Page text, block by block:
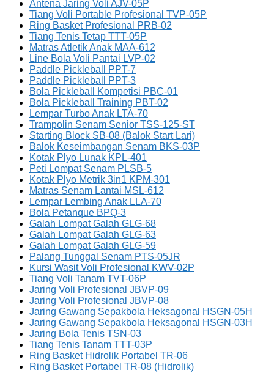
Antena Jaring Voli AJV-05P
Tiang Voli Portable Profesional TVP-05P
Ring Basket Profesional PRB-02
Tiang Tenis Tetap TTT-05P
Matras Atletik Anak MAA-612
Line Bola Voli Pantai LVP-02
Paddle Pickleball PPT-7
Paddle Pickleball PPT-3
Bola Pickleball Kompetisi PBC-01
Bola Pickleball Training PBT-02
Lempar Turbo Anak LTA-70
Trampolin Senam Senior TSS-125-ST
Starting Block SB-08 (Balok Start Lari)
Balok Keseimbangan Senam BKS-03P
Kotak Plyo Lunak KPL-401
Peti Lompat Senam PLSB-5
Kotak Plyo Metrik 3in1 KPM-301
Matras Senam Lantai MSL-612
Lempar Lembing Anak LLA-70
Bola Petanque BPQ-3
Galah Lompat Galah GLG-68
Galah Lompat Galah GLG-63
Galah Lompat Galah GLG-59
Palang Tunggal Senam PTS-05JR
Kursi Wasit Voli Profesional KWV-02P
Tiang Voli Tanam TVT-06P
Jaring Voli Profesional JBVP-09
Jaring Voli Profesional JBVP-08
Jaring Gawang Sepakbola Heksagonal HSGN-05H
Jaring Gawang Sepakbola Heksagonal HSGN-03H
Jaring Bola Tenis TSN-03
Tiang Tenis Tanam TTT-03P
Ring Basket Hidrolik Portabel TR-06
Ring Basket Portabel TR-08 (Hidrolik)